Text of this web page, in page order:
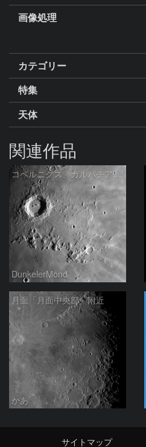
画像処理
カテゴリー
特集
天体
関連作品
コペルニクス、カルパチア山脈付近
DunkelerMond
月面「月面中央部」附近
かあ
サイトマップ